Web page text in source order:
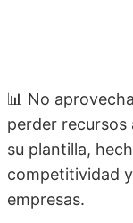
📊 No
perder recursos
su plantilla,
competitividad
empresas.